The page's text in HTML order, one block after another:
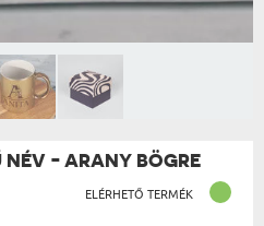
- ARANY BÖGRE
ELÉRHETŐ TERMÉK